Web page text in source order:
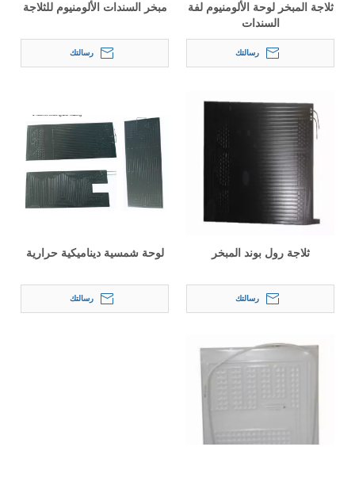
ثلاجة المبخر لوحة الألومنيوم لفة
السندات
رسالتك
مبخر السندات الألومنيوم للثلاجة
رسالتك
ثلاجة رول بوند المبخر
رسالتك
لوحة شمسية ديناميكية حرارية
رسالتك